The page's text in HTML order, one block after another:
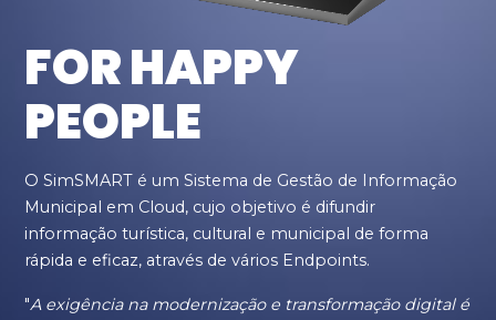
FOR HAPPY
PEOPLE
O SimSMART é um Sistema de Gestão de Informação
Municipal em Cloud, cujo objetivo é difundir
informação turística, cultural e municipal de forma
rápida e eficaz, através de vários Endpoints.
"A exigência na modernização e transformação digital é